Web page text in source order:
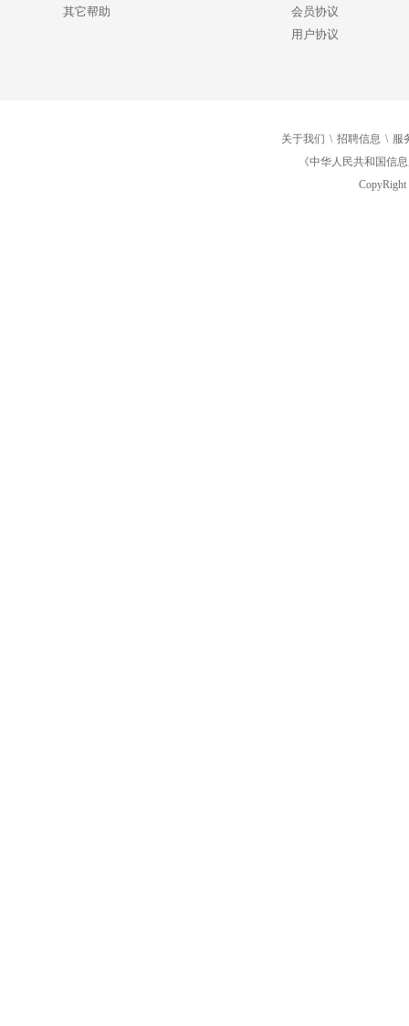
其它帮助
会员协议
用户协议
关于我们 \ 招聘信息 \ 服
《中华人民共和国信
CopyRight